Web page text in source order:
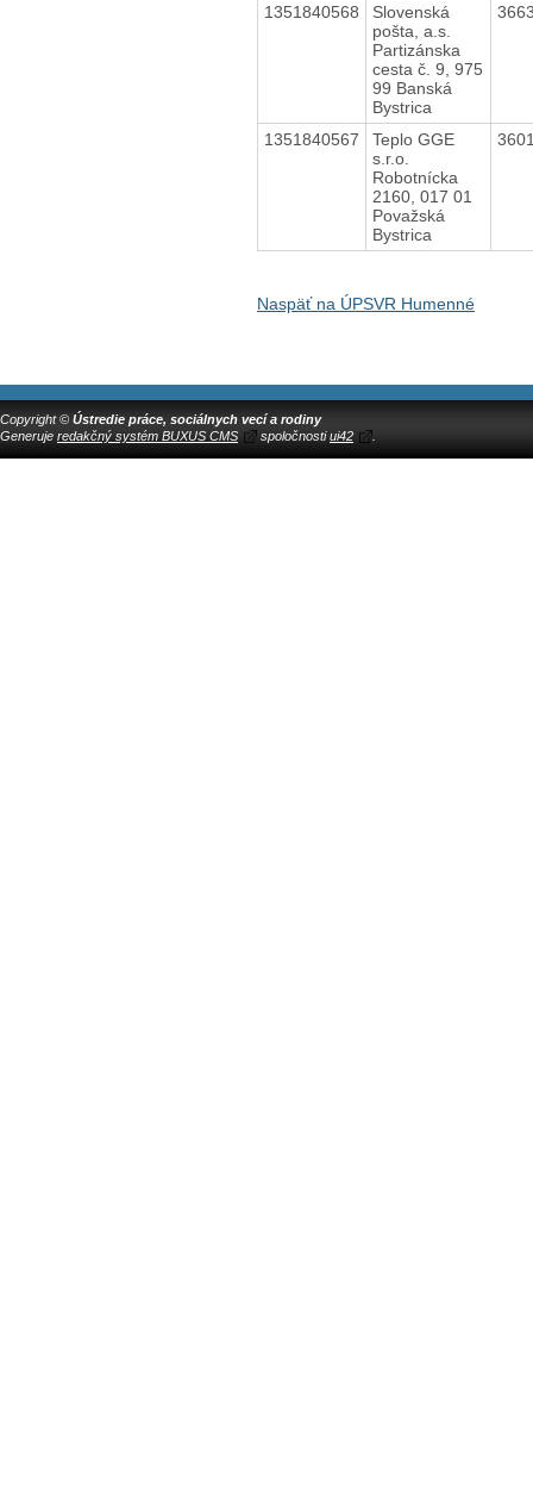
1351840568
Slovenská
pošta, a.s.
Partizánska
cesta č. 9, 975
99 Banská
Bystrica
1351840567
Teplo GGE
s.r.o.
Robotnícka
2160, 017 01
Považská
Bystrica
Naspäť na ÚPSVR Humenné
Copyright © Ústredie práce, sociálnych vecí a rodiny
Generuje redakčný systém BUXUS CMS spoločnostiui42